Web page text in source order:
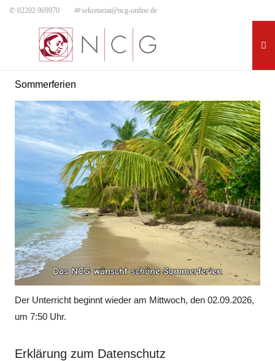
✆ 02202 969970 ✉sekretariat@ncg-online.de
Sommerferien
Der Unterricht beginnt wieder am Mittwoch, den 02.09.2026,
um 7:50 Uhr.
Erklärung zum Datenschutz